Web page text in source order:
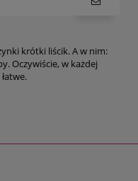
krótki liścik. A w nim:
Oczywiście, w każdej
łatwe.